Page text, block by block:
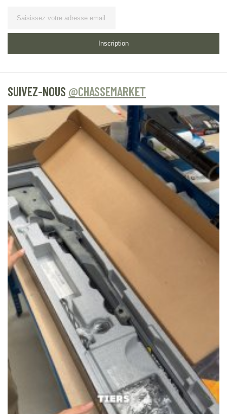
Inscription
SUIVEZ-NOUS @CHASSEMARKET